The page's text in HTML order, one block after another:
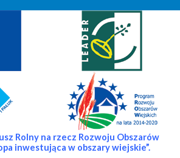
Rolny na rzecz Rozwoju Obszarów
inwestująca w obszary wiejskie”.